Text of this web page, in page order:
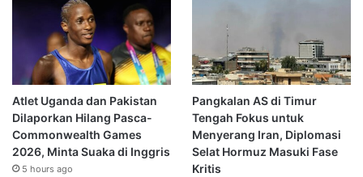
Atlet Uganda dan Pakistan
Dilaporkan Hilang Pasca-
Commonwealth Games
2026, Minta Suaka di Inggris
5 hours ago
Pangkalan AS di Timur
Tengah Fokus untuk
Menyerang Iran, Diplomasi
Selat Hormuz Masuki Fase
Kritis